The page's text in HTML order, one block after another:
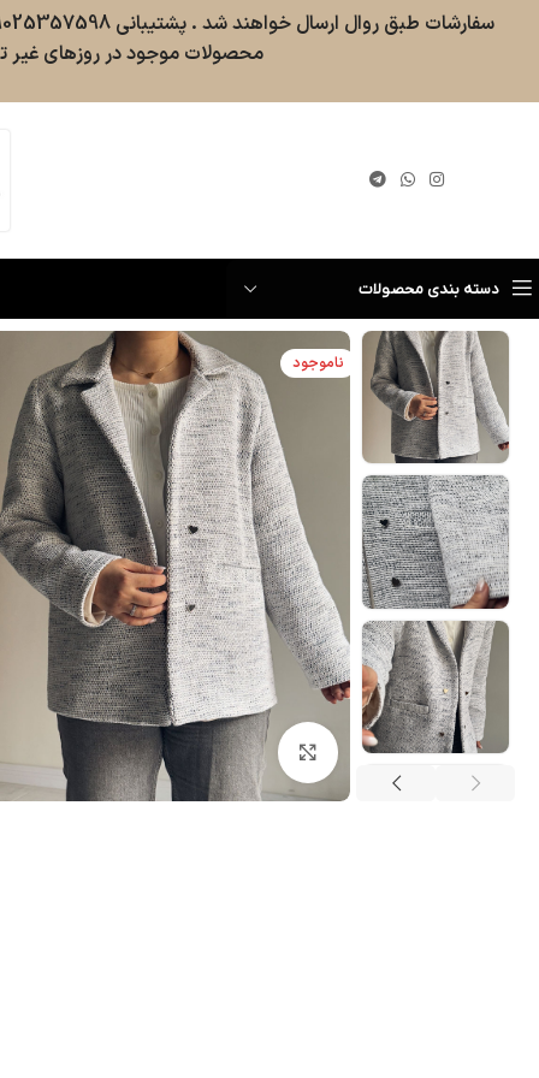
دسته بندی محصولات
ناموجود
بزرگنمایی تصویر
محصولات موجود در روزهای غیر